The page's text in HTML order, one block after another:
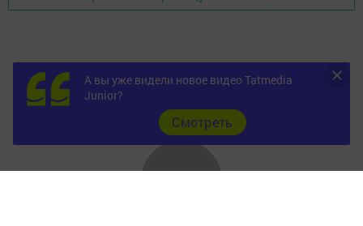
А вы уже видели новое видео Tatmedia
Junior?
Cмотреть